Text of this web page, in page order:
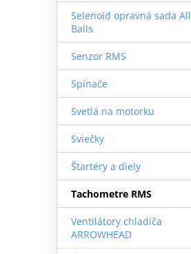
Selenoid opravná sada All
Balls
Senzor RMS
Spínače
Svetlá na motorku
Sviečky
Štartéry a diely
Tachometre RMS
Ventilátory chladiča
ARROWHEAD